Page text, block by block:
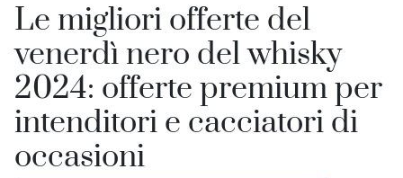
Le migliori offerte del
venerdì nero del whisky
2024: offerte premium per
intenditori e cacciatori di
occasioni